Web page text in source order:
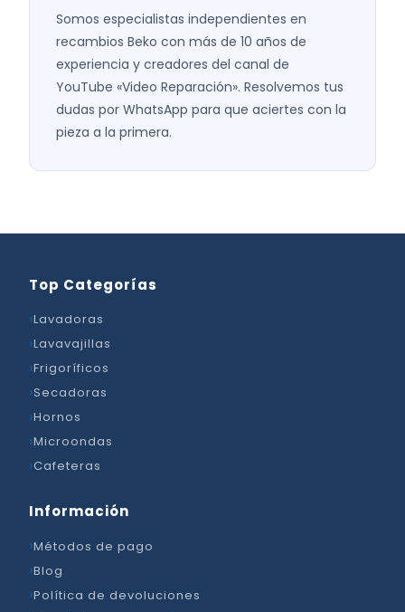
Somos especialistas independientes en
recambios Beko con más de 10 años de
experiencia y creadores del canal de
YouTube «Video Reparación». Resolvemos tus
dudas por WhatsApp para que aciertes con la
pieza a la primera.
Top Categorías
Lavadoras
Lavavajillas
Frigoríficos
Secadoras
Hornos
Microondas
Cafeteras
Información
Métodos de pago
Blog
Política de devoluciones